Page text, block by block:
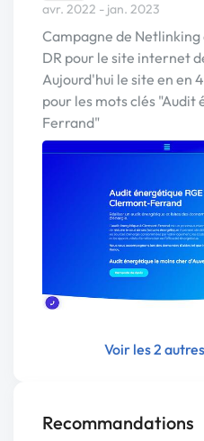
avr. 2022 - jan. 2023
Campagne de
DR pour le site internet
Aujourd'hui le site en en
pour les mots clés
Ferrand"
Voir les 2
Recommandations